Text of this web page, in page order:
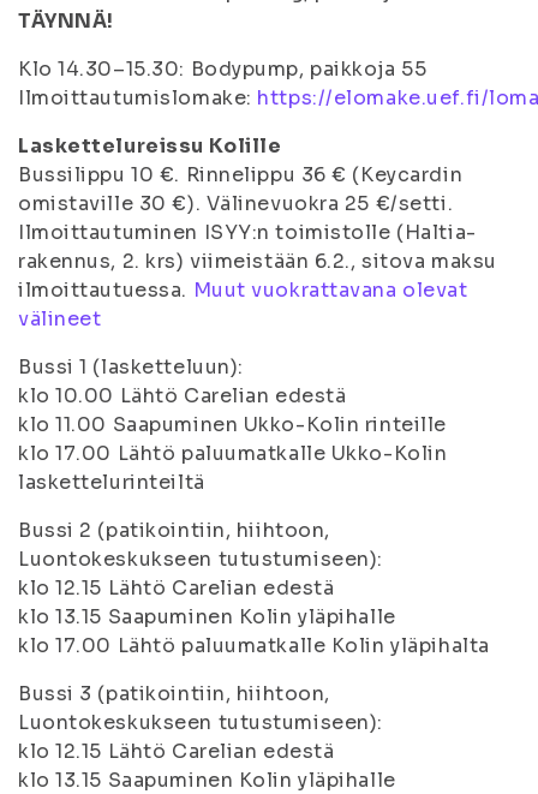
TÄYNNÄ!
Klo 14.30–15.30: Bodypump, paikkoja 55
Ilmoittautumislomake: https://elomake.uef.fi/
Laskettelureissu Kolille
Bussilippu 10 €. Rinnelippu 36 € (Keycardin
omistaville 30 €). Välinevuokra 25 €/setti.
Ilmoittautuminen ISYY:n toimistolle (Haltia-
rakennus, 2. krs) viimeistään 6.2., sitova maksu
ilmoittautuessa. Muut vuokrattavana olevat
välineet
Bussi 1 (lasketteluun):
klo 10.00 Lähtö Carelian edestä
klo 11.00 Saapuminen Ukko-Kolin rinteille
klo 17.00 Lähtö paluumatkalle Ukko-Kolin
laskettelurinteiltä
Bussi 2 (patikointiin, hiihtoon,
Luontokeskukseen tutustumiseen):
klo 12.15 Lähtö Carelian edestä
klo 13.15 Saapuminen Kolin yläpihalle
klo 17.00 Lähtö paluumatkalle Kolin yläpihalta
Bussi 3 (patikointiin, hiihtoon,
Luontokeskukseen tutustumiseen):
klo 12.15 Lähtö Carelian edestä
klo 13.15 Saapuminen Kolin yläpihalle